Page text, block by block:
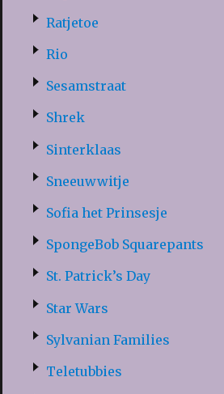
Ratjetoe
Rio
Sesamstraat
Shrek
Sinterklaas
Sneeuwwitje
Sofia het Prinsesje
SpongeBob Squarepants
St. Patrick’s Day
Star Wars
Sylvanian Families
Teletubbies